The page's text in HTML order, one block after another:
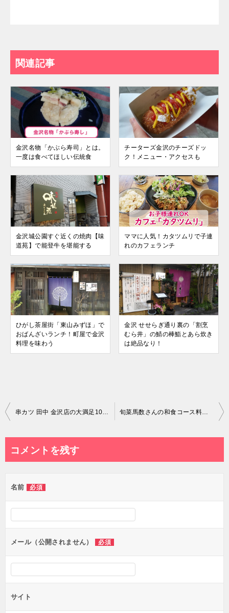
関連記事
金沢名物「かぶら寿司」とは。
一度は食べてほしい伝統食
チーターズ金沢のチーズドッ
ク！メニュー・アクセスも
金沢城公園すぐ近くの焼肉【味
道苑】で能登牛を堪能する
ママに人気！カタツムリで子連
れのカフェランチ
ひがし茶屋街「東山みずほ」で
おばんざいランチ！町屋で金沢
料理を味わう
金沢 せせらぎ通り裏の「割烹
むら井」の鯖の棒鮨とあら炊き
は絶品なり！
投
ビ
ー
シ
ン
串カツ 田中 金沢店の大満足100円メニュー 旬菜馬数さんの和食コース料理に舌鼓
コメントを残す
名前 必須
メール（公開されません） 必須
サイト